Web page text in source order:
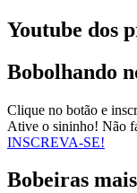
Youtube dos
Bobolhando
Clique no botão e
Ative o sininho! Não
INSCREVA-SE!
Bobeiras